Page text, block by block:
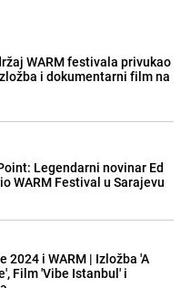
WARM festivala privukao
i dokumentarni film na
Legendarni novinar Ed
WARM Festival u Sarajevu
2024 i WARM | Izložba 'A
Film 'Vibe Istanbul' i